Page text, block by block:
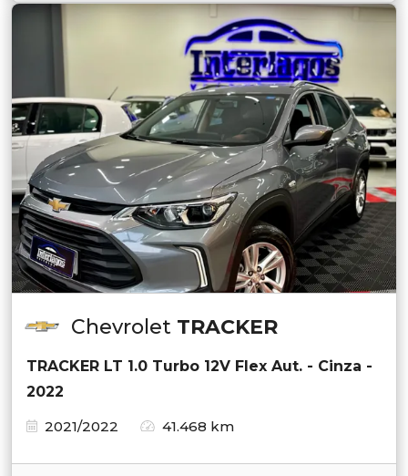
Chevrolet TRACKER
TRACKER LT 1.0 Turbo 12V Flex Aut. - Cinza -
2022
2021/2022
41.468 km